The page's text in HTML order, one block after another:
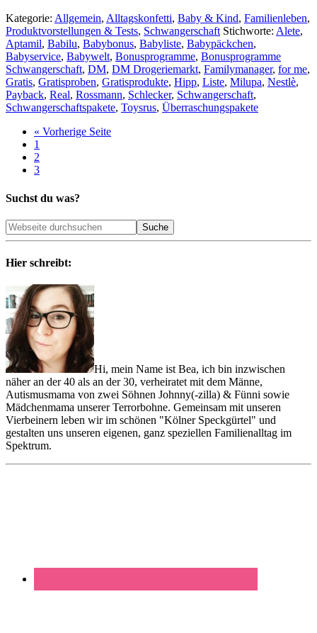
Kategorie: Allgemein, Alltagskonfetti, Baby & Kind, Familienleben,
Produktvorstellungen & Tests, Schwangerschaft Stichworte: Alete,
Aptamil, Babilu, Babybonus, Babyliste, Babypäckchen,
Babyservice, Babywelt, Bonusprogramme, Bonusprogramme
Schwangerschaft, DM, DM Drogeriemarkt, Familymanager, for me,
Gratis, Gratisproben, Gratisprodukte, Hipp, Liste, Milupa, Nestlè,
Payback, Real, Rossmann, Schlecker, Schwangerschaft,
Schwangerschaftspakete, Toysrus, Überraschungspakete
« Vorherige Seite
1
2
3
Suchst du was?
Hier schreibt:
Hi, mein Name ist Bea, ich bin inzwischen
näher an der 40 als an der 30, verheiratet mit dem Männe,
Autismusmama von zwei Söhnen Johnny(-zilla) & Fünni sowie
Mädchenmama unserer Terrorbohne. Gemeinsam mit unseren
Vierbeinern leben wir im schönen "Kölner Speckgürtel" und
gestalten uns unseren eigenen, ganz speziellen Familienalltag im
Spektrum.